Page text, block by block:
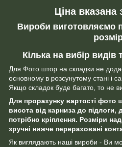
Ціна вказана
Вироби виготовляємо
Кілька на вибір видів
Для Фото штор на складки не
основному в розсунутому стані і
Якщо складок буде багато, то не
Для прорахунку вартості фото
висота від карниза до підлоги,
потрібно кріплення. Розміри
зручні нижче перераховані
Як виглядають наші вироби - Ви